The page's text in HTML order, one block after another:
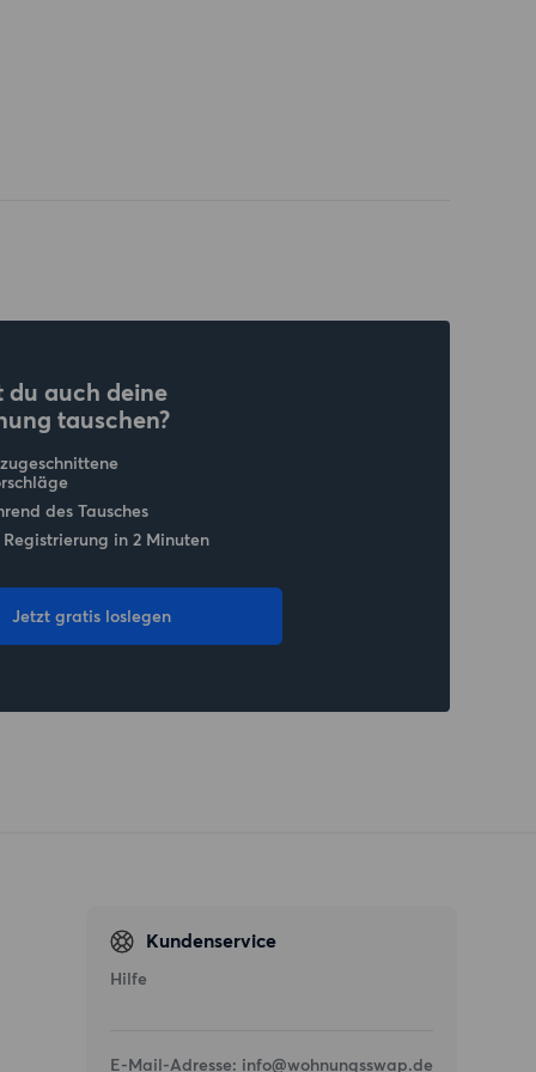
du auch deine
tauschen?
des Tausches
in 2 Minuten
Jetzt gratis loslegen
Kundenservice
Hilfe
E-Mail-Adresse: info@wohnungsswap.de